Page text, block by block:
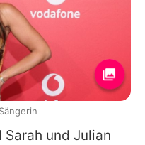
Sarah und Julian